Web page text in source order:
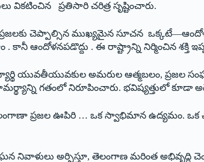
వికటించిన ప్రతిసారి చరిత్ర సృష్టించారు.
చెప్పాల్సిన ముఖ్యమైన సూచన
ఆందోళనపడొద్దు . ఈ రాష్ట్రాన్ని నిర్మించిన శక్తి
యువతీయువకుల అమరుల ఆత్మబలం, ప్రజల
గతంలో నిరూపించారు. భవిష్యత్తులో
ప్రజల ఊపిరి … ఒక స్వాభిమాన ఉద్యమం. ఒక
నివాళులు అర్పిస్తూ, తెలంగాణ మరింత అభివృద్ధి